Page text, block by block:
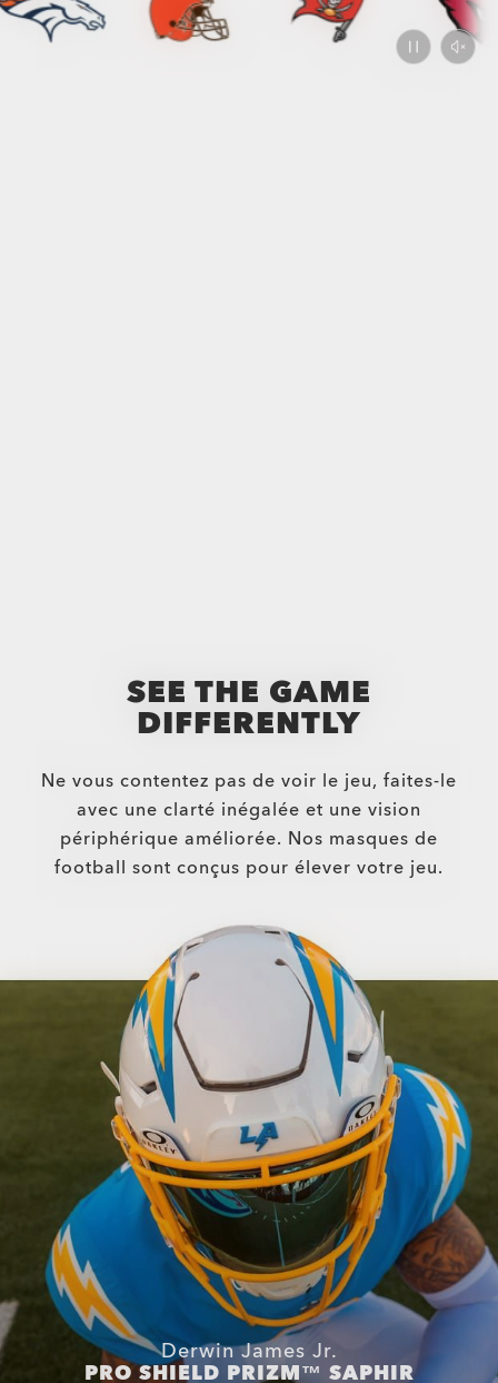
$232.00
Verres Correcteurs Disponibles
$177.00
San Francisco 49ers Sutro Lite
$287.00
Verres Correcteurs Disponibles
SEE THE GAME
DIFFERENTLY
Ne vous contentez pas de voir le jeu, faites-le
avec une clarté inégalée et une vision
périphérique améliorée. Nos masques de
football sont conçus pour élever votre jeu.
Derwin James Jr.
PRO SHIELD PRIZM™ SAPHIR